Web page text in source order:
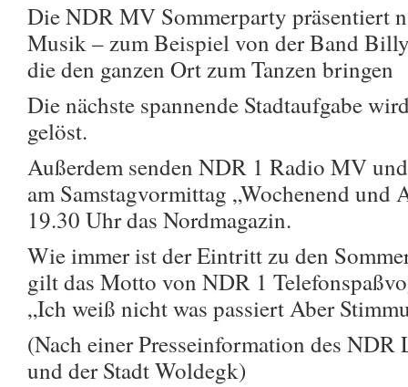
Die NDR MV Sommerparty präsentiert
Musik – zum Beispiel von der Band
die den ganzen Ort zum Tanzen bringen
Die nächste spannende Stadtaufgabe
gelöst.
Außerdem senden NDR 1 Radio MV
am Samstagvormittag „Wochenend und
19.30 Uhr das Nordmagazin.
Wie immer ist der Eintritt zu den
gilt das Motto von NDR 1
„Ich weiß nicht was passiert Aber
(Nach einer Presseinformation des
und der Stadt Woldegk)